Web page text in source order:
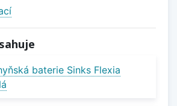
baterie Sinks Flexia